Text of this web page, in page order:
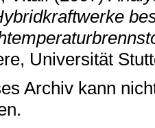
Universität
Archiv kann